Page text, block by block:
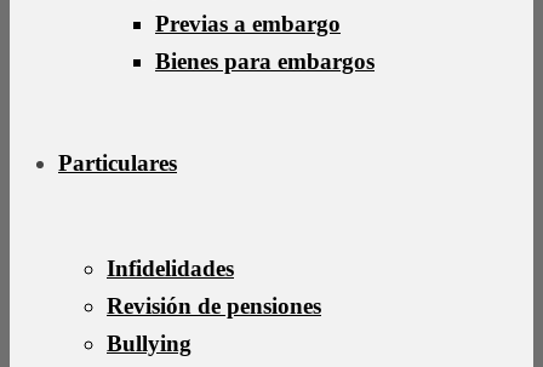
Previas a embargo
Bienes para embargos
Particulares
Infidelidades
Revisión de pensiones
Bullying